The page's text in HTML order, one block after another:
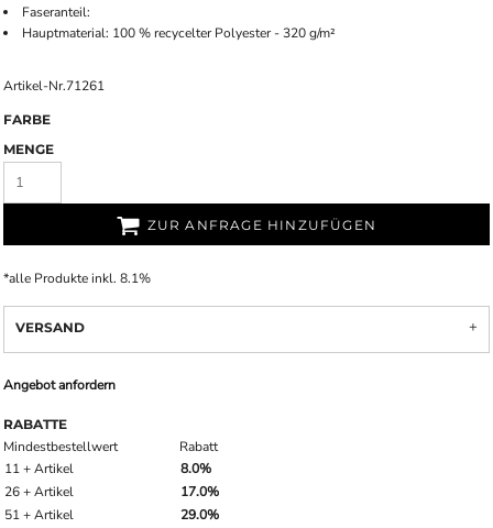
Faseranteil:
Hauptmaterial: 100 % recycelter Polyester - 320 g/m²
Artikel-Nr.71261
FARBE
MENGE
ZUR ANFRAGE HINZUFÜGEN
*alle Produkte inkl. 8.1%
VERSAND
Angebot anfordern
RABATTE
Mindestbestellwert
Rabatt
11 + Artikel
8.0%
26 + Artikel
17.0%
51 + Artikel
29.0%